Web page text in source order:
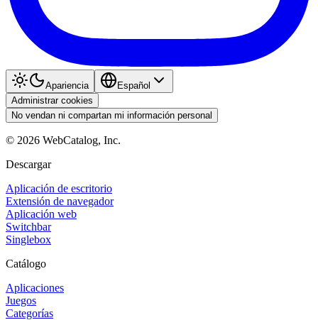
Apariencia
Español
Administrar cookies
No vendan ni compartan mi información personal
© 2026 WebCatalog, Inc.
Descargar
Aplicación de escritorio
Extensión de navegador
Aplicación web
Switchbar
Singlebox
Catálogo
Aplicaciones
Juegos
Categorías